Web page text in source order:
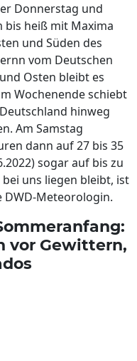
Donnerstag und
bis heiß mit Maxima
und Süden des
vom Deutschen
Osten bleibt es
Wochenende schiebt
hinweg
Am Samstag
dann auf 27 bis 35
sogar auf bis zu
uns liegen bleibt, ist
Meteorologin.
vor Gewittern,